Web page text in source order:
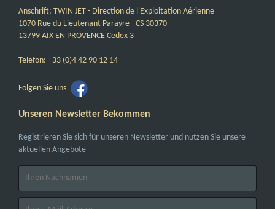
Anschrift: TWIN JET - Direction de l'Exploitation Aérienne
1070 Rue du Lieutenant Parayre - CS 30370
13799 AIX EN PROVENCE Cedex 3
Telefon: +33 (0)4 42 90 12 14
Folgen Sie uns
Unseren Newsletter Bekommen
Registrieren Sie sich für unseren Newsletter und nutzen Sie unsere
aktuellen Angebote